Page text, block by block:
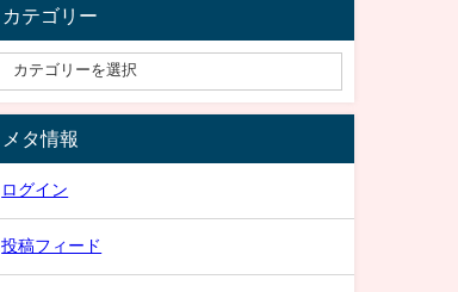
カテゴリー
メタ情報
ログイン
投稿フィード